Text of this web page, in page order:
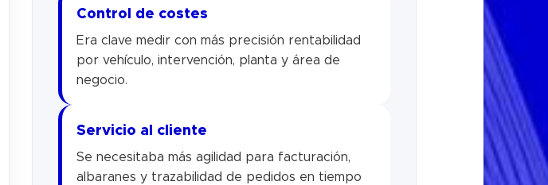
Control de costes
Era clave medir con más precisión rentabilidad
por vehículo, intervención, planta y área de
negocio.
Servicio al cliente
Se necesitaba más agilidad para facturación,
albaranes y trazabilidad de pedidos en tiempo